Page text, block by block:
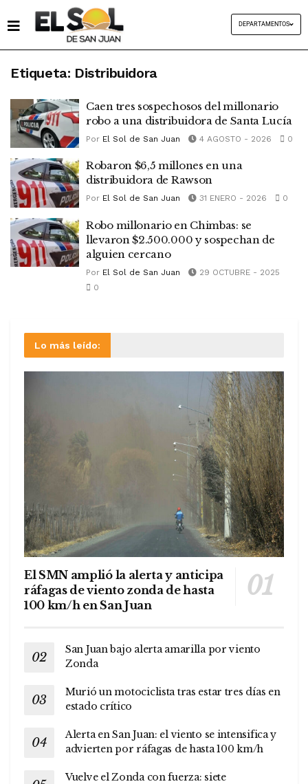
DEPARTAMENTOS
Etiqueta: Distribuidora
Caen tres sospechosos del millonario
robo a una distribuidora de Santa Lucía
Por El Sol de San Juan 4 AGOSTO - 2026 0
Robaron $6,5 millones en una
distribuidora de Rawson
Por El Sol de San Juan 31 ENERO - 2026 0
Robo millonario en Chimbas: se
llevaron $2.500.000 y sospechan de
alguien cercano
Por El Sol de San Juan
29 OCTUBRE - 2025
0
Lo más leído:
El SMN amplió la alerta y anticipa
ráfagas de viento zonda de hasta
100 km/h en San Juan
San Juan bajo alerta amarilla por viento
Zonda
Murió un motociclista tras estar tres días en
estado crítico
Alerta en San Juan: el viento se intensifica y
advierten por ráfagas de hasta 100 km/h
Vuelve el Zonda con fuerza: siete